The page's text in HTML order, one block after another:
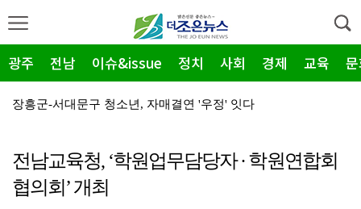
광주 전남 이슈&issue 정치 사회 경제 교육
장흥군-서대문구 청소년, 자매결연 '우정' 잇다
장흥군, 폭염·가뭄 '긴급 대책회의' 개최... "피해…
광주지방보훈청, 백범 김구 150주년: 청렴·적극행정 …
전남교육청, ‘학원업무담당자 · 학원연합회
협의회’ 개최